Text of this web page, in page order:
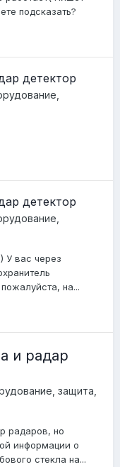
подсказать?
детектор
детектор
У вас через
на...
и радар
защита,
радаров, но
информации о
стекла на...